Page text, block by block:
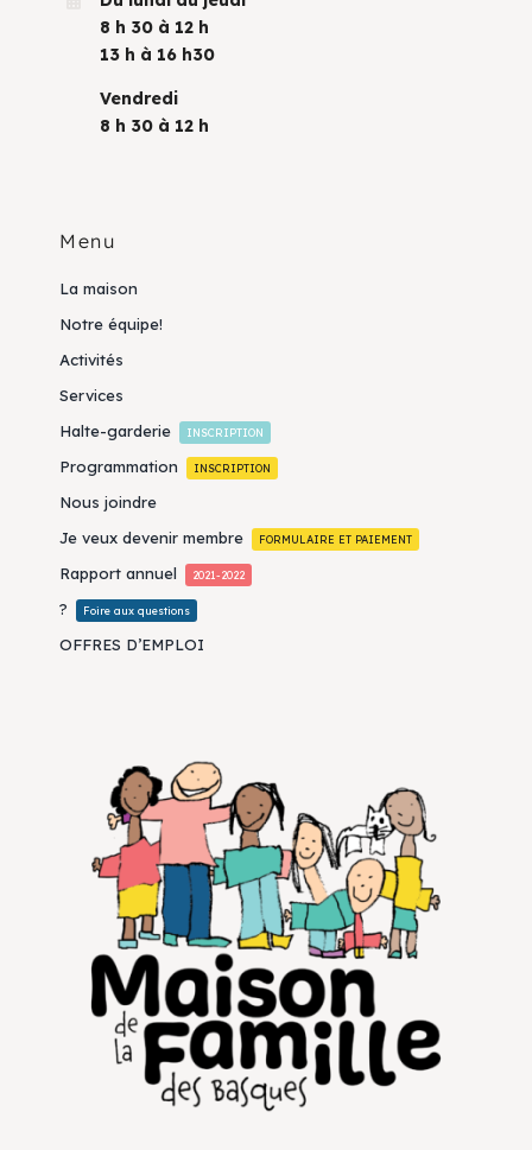
8 h 30 à 12 h
13 h à 16 h30
Vendredi
8 h 30 à 12 h
Menu
La maison
Notre équipe!
Activités
Services
Halte-garderie
INSCRIPTION
Programmation INSCRIPTION
Nous joindre
Je veux devenir membre
FORMULAIRE ET PAIEMENT
Rapport annuel 2021-2022
? Foire aux questions
OFFRES D’EMPLOI